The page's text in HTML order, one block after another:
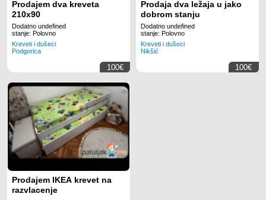
Prodajem dva kreveta
210x90
Dodatno undefined
stanje: Polovno
Kreveti i dušeci
Podgorica
100€
Prodaja dva ležaja u jako
dobrom stanju
Dodatno undefined
stanje: Polovno
Kreveti i dušeci
Nikšić
100€
Prodajem IKEA krevet na
razvlacenje